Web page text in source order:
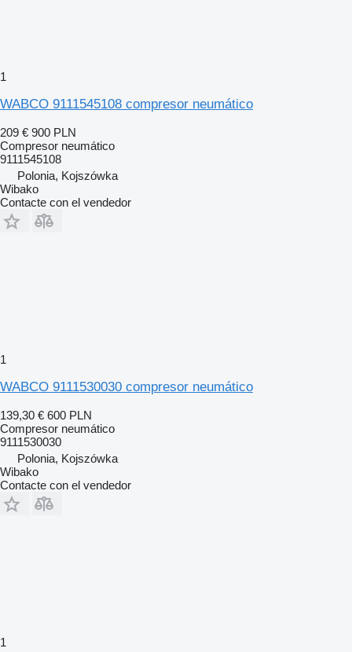
1
WABCO 9111545108 compresor neumático
209 € 900 PLN
Compresor neumático
9111545108
Polonia, Kojszówka
Wibako
Contacte con el vendedor
1
WABCO 9111530030 compresor neumático
139,30 € 600 PLN
Compresor neumático
9111530030
Polonia, Kojszówka
Wibako
Contacte con el vendedor
1